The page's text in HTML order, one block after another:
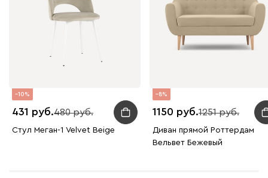
10
431 480
Стул Меган-1 Velvet Beige
8
1150 1251
Диван прямой Роттердам
Вельвет Бежевый